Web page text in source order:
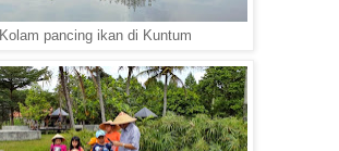
Kolam pancing ikan di Kuntum